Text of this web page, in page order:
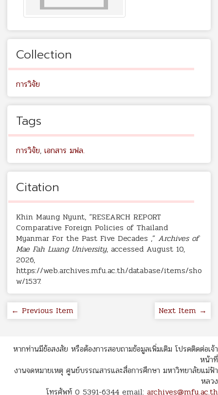
Collection
การวิจัย
Tags
การวิจัย, เอกสาร มฟล.
Citation
Khin Maung Nyunt, “RESEARCH REPORT
Comparative Foreign Policies of Thailand
Myanmar For the Past Five Decades ,” Archives of
Mae Fah Luang University, accessed August 10,
2026,
https://web.archives.mfu.ac.th/database/items/sho
w/1537.
← Previous Item Next Item →
หากท่านมีข้อสงสัย หรือต้องการสอบถามข้อมูลเพิ่มเติม โปรดติดต่อเจ้า
หน้าที่
งานจดหมายเหตุ ศูนย์บรรณสารและสื่อการศึกษา มหาวิทยาลัยแม่ฟ้า
หลวง
โทรศัพท์ 0 5391-6344 email: archives@mfu.ac.th